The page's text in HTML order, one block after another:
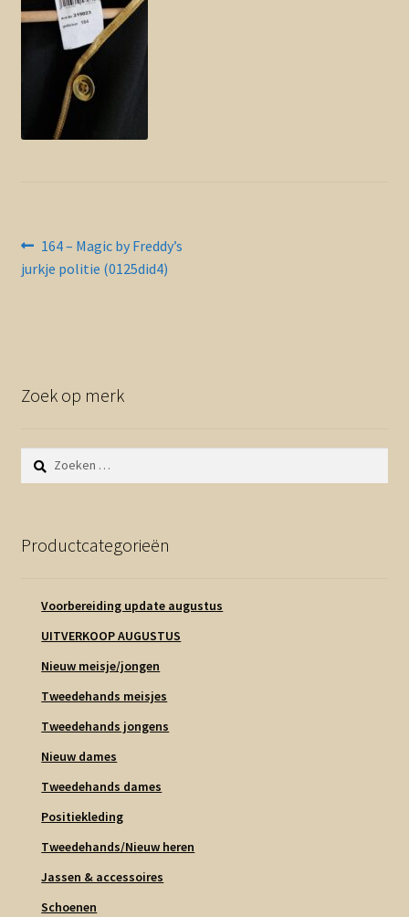
Contact en nieuwsbrief
Bericht
navigatie
Vorig
bericht:
164 – Magic by Freddy’s
jurkje politie (0125did4)
Zoek op merk
Zoeken
naar:
Productcategorieën
Voorbereiding update augustus
UITVERKOOP AUGUSTUS
Nieuw meisje/jongen
Tweedehands meisjes
Tweedehands jongens
Nieuw dames
Tweedehands dames
Positiekleding
Tweedehands/Nieuw heren
Jassen & accessoires
Schoenen